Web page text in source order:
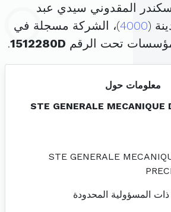
المقدوني سيدي عبد
(
4000)، الشركة مسجلة في
تحت الرقم 1512280D
.
معلومات حول
STE GENERALE MECANIQUE
STE GENERALE
المسؤولية المحدودة